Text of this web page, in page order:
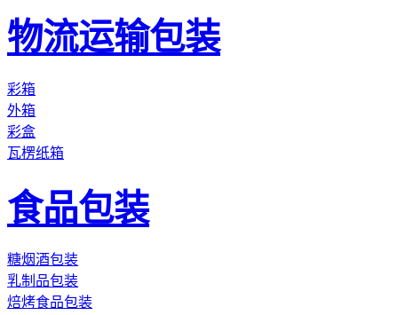
物流运输包装
彩箱
外箱
彩盒
瓦楞纸箱
食品包装
糖烟酒包装
乳制品包装
焙烤食品包装